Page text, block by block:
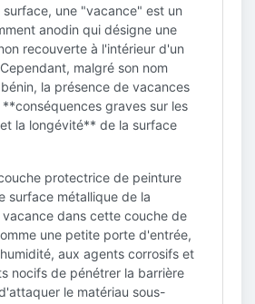
une "vacance" est un
anodin qui désigne une
recouverte à l'intérieur d'un
malgré son nom
la présence de vacances
graves sur les
la longévité** de la surface
protectrice de peinture
surface métallique de la
vacance dans cette couche de
une petite porte d'entrée,
aux agents corrosifs et
nocifs de pénétrer la barrière
le matériau sous-